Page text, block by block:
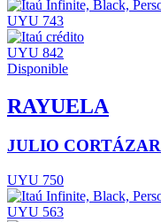
UYU 743
UYU 842
Disponible
RAYUELA
JULIO CORTÁZAR
UYU 750
UYU 563